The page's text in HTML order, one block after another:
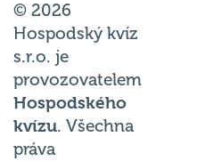
© 2026
Hospodský kvíz
s.r.o. je
provozovatelem
Hospodského
kvízu. Všechna
práva